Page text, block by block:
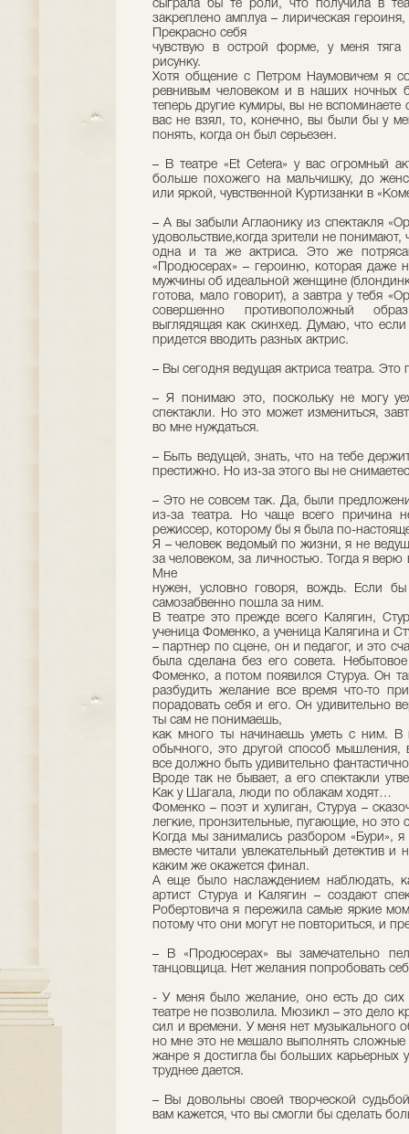
сыграла бы те роли, что получила в
закреплено амплуа – лирическая
Прекрасно себя
чувствую в острой форме, у меня тяга
рисунку.
Хотя общение с Петром Наумовичем я
ревнивым человеком и в наших ночных
теперь другие кумиры, вы не
вас не взял, то, конечно, вы были бы у
понять, когда он был серьезен.
– В театре «Et Cetera» у вас огромный
больше похожего на мальчишку, до
или яркой, чувственной Куртизанки в
– А вы забыли Аглаонику из спектакля
удовольствие,когда зрители не
одна и та же актриса. Это же
«Продюсерах» – героиню, которая даже
мужчины об идеальной женщине
готова, мало говорит), а завтра у тебя
совершенно противоположный
выглядящая как скинхед. Думаю, что
придется вводить разных актрис.
– Вы сегодня ведущая актриса театра. Это
– Я понимаю это, поскольку не могу
спектакли. Но это может измениться,
во мне нуждаться.
– Быть ведущей, знать, что на тебе
престижно. Но из-за этого вы не
– Это не совсем так. Да, были
из-за театра. Но чаще всего причина
режиссер, которому бы я была по-
Я – человек ведомый по жизни, я не
за человеком, за личностью. Тогда я
Мне
нужен, условно говоря, вождь. Если
самозабвенно пошла за ним.
В театре это прежде всего Калягин,
ученица Фоменко, а ученица Калягина и
– партнер по сцене, он и педагог, и это
была сделана без его совета.
Фоменко, а потом появился Стуруа. Он
разбудить желание все время что-то
порадовать себя и его. Он удивительно
ты сам не понимаешь,
как много ты начинаешь уметь с ним. В
обычного, это другой способ
все должно быть удивительно
Вроде так не бывает, а его спектакли
Как у Шагала, люди по облакам ходят…
Фоменко – поэт и хулиган, Стуруа –
легкие, пронзительные, пугающие, но это
Когда мы занимались разбором «Бури»,
вместе читали увлекательный детектив
каким же окажется финал.
А еще было наслаждением наблюдать,
артист Стуруа и Калягин – создают
Робертовича я пережила самые яркие
потому что они могут не повториться, и
– В «Продюсерах» вы замечательно
танцовщица. Нет желания попробовать
- У меня было желание, оно есть до сих
театре не позволила. Мюзикл – это дело
сил и времени. У меня нет музыкального
но мне это не мешало выполнять сложные
жанре я достигла бы больших карьерных
труднее дается.
– Вы довольны своей творческой
вам кажется, что вы смогли бы сделать